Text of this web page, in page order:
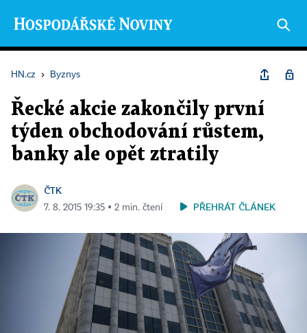
HN.cz › Byznys
Řecké akcie zakončily první
týden obchodování růstem,
banky ale opět ztratily
ČTK
7. 8. 2015 19:35 ▪ 2 min. čtení PŘEHRÁT ČLÁNEK